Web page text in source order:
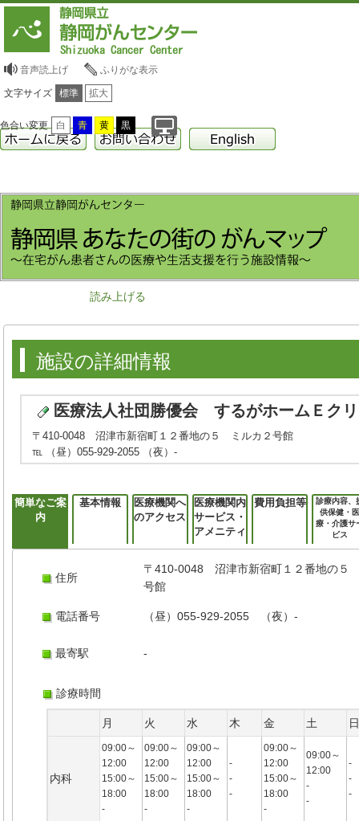
音声読上げ ふりがな表示
文字サイズ 標準 拡大
色合い変更 白 青 黄 黒
読み上げる
施設の詳細情報
医療法人社団勝優会 するがホームＥク
〒410-0048 沼津市新宿町１２番地の５ ミルカ２号館
℡ （昼）055-929-2055 （夜）-
簡単なご案
内
基本情報
医療機関へ
のアクセス
医療機関内
サービス・
アメニティ
費用負担等
診療内容、
供保健・
療・介護サ
ビス
住所
〒410-0048 沼津市新宿町１２番地の５
号館
電話番号 （昼）055-929-2055 （夜）-
最寄駅 -
診療時間
月 火 水 木 金 土
内科
09:00～
12:00
15:00～
18:00
-
09:00～
12:00
15:00～
18:00
-
09:00～
12:00
15:00～
18:00
-
-
-
-
09:00～
12:00
15:00～
18:00
-
09:00～
12:00
-
-
-
-
-